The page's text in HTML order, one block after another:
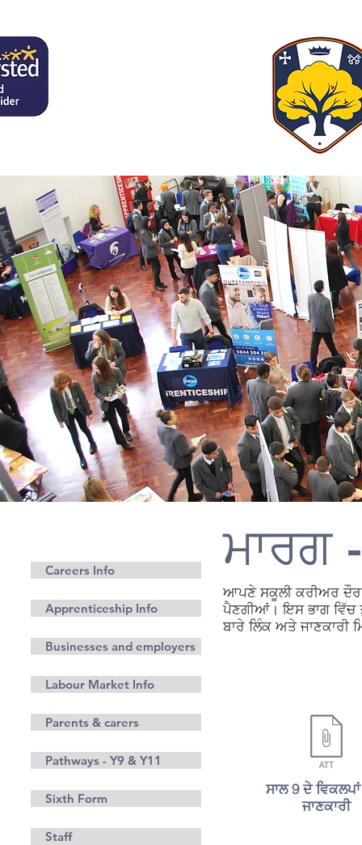
Careers Info
Apprenticeship Info
Businesses and employers
Labour Market Info
Parents & carers
Pathways - Y9 & Y11
Sixth Form
Staff
ਮਾਰਗ
ਆਪਣੇ ਸਕੂਲੀ ਕਰੀਅਰ
ਪੈਣਗੀਆਂ। ਇਸ ਭਾਗ ਵਿੱਚ
ਬਾਰੇ ਲਿੰਕ ਅਤੇ ਜਾਣਕਾਰੀ
ਸਾਲ 9 ਦੇ
ਜਾਣਕਾਰੀ